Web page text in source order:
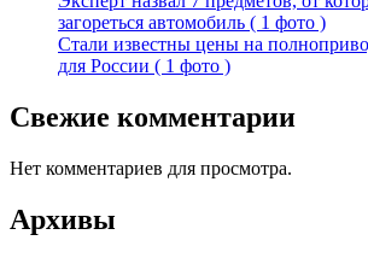
загореться автомобиль ( 1 фото )
Стали известны цены на
для России ( 1 фото )
Свежие комментарии
Нет комментариев для просмотра.
Архивы